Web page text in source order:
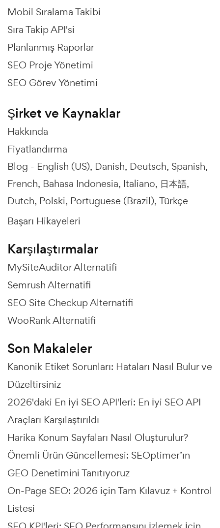
Mobil Sıralama Takibi
Sıra Takip API'si
Planlanmış Raporlar
SEO Proje Yönetimi
SEO Görev Yönetimi
Şirket ve Kaynaklar
Hakkında
Fiyatlandırma
Blog - English (US) Danish Deutsch Spanish
French Bahasa Indonesia Italiano 日本語
Dutch Polski Portuguese (Brazil) Türkçe
Başarı Hikayeleri
Karşılaştırmalar
MySiteAuditor Alternatifi
Semrush Alternatifi
SEO Site Checkup Alternatifi
WooRank Alternatifi
Son Makaleler
Kanonik Etiket Sorunları: Hataları Nasıl Bulur ve
Düzeltirsiniz
2026'daki En İyi SEO API'leri: En İyi SEO API
Araçları Karşılaştırıldı
Harika Konum Sayfaları Nasıl Oluşturulur?
Önemli Ürün Güncellemesi: SEOptimer’ın
GEO Denetimini Tanıtıyoruz
On-Page SEO: 2026 için Tam Kılavuz + Kontrol
Listesi